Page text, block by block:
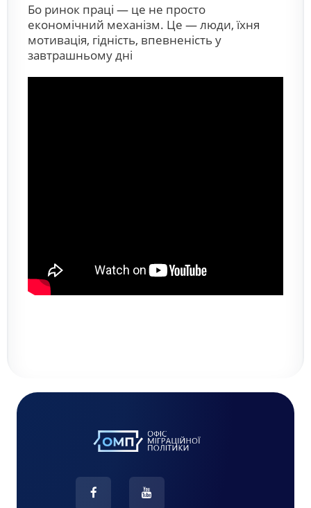
Бо ринок праці — це не просто
економічний механізм. Це — люди, їхня
мотивація, гідність, впевненість у
завтрашньому дні